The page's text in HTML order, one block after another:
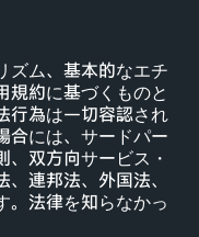
ズム、基本的なエチ
規約に基づくものと
行為は一切容認され
合には、サードパー
双方向サービス・
連邦法、外国法、
。法律を知らなかっ